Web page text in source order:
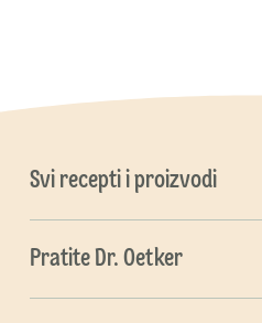
Svi recepti i proizvodi
Pratite Dr. Oetker